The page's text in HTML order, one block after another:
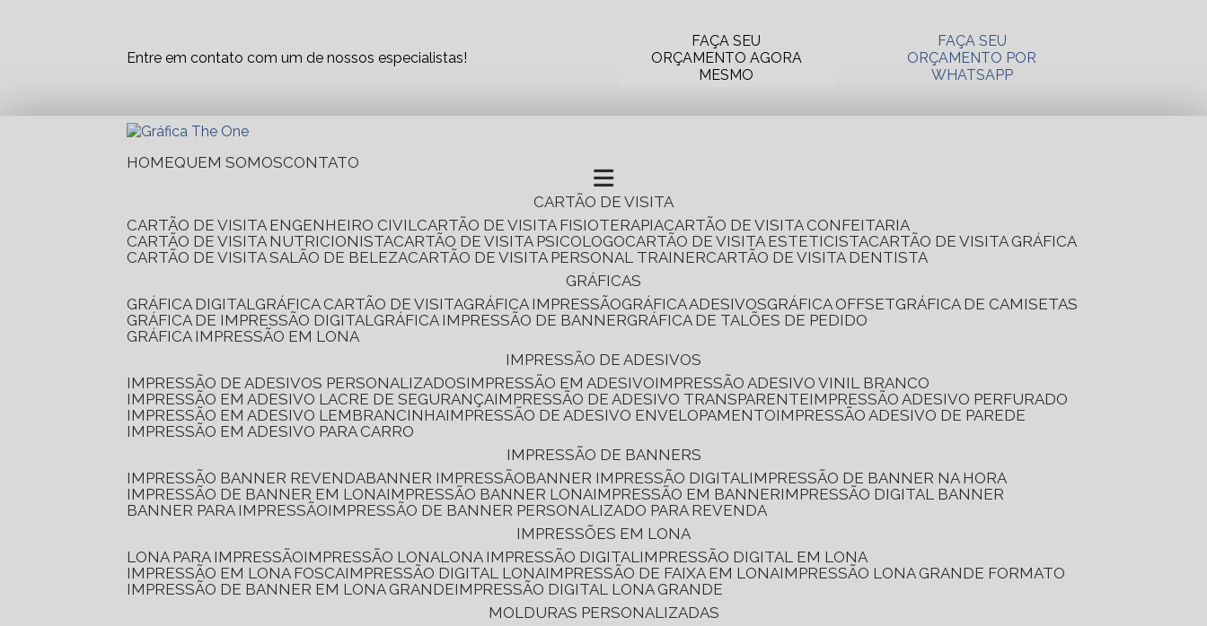
Entre em contato com um de nossos especialistas!
FAÇA SEU
ORÇAMENTO AGORA
MESMO
FAÇA SEU
ORÇAMENTO POR
WHATSAPP
HOME QUEM SOMOS CONTATO
CARTÃO DE VISITA
CARTÃO DE VISITA ENGENHEIRO CIVIL CARTÃO DE VISITA FISIOTERAPIA CARTÃO DE VISITA CONFEITARIA
CARTÃO DE VISITA NUTRICIONISTA CARTÃO DE VISITA PSICOLOGO CARTÃO DE VISITA ESTETICISTA CARTÃO DE VISITA GRÁFICA
CARTÃO DE VISITA SALÃO DE BELEZA CARTÃO DE VISITA PERSONAL TRAINER CARTÃO DE VISITA DENTISTA
GRÁFICAS
GRÁFICA DIGITAL
GRÁFICA CARTÃO DE VISITA GRÁFICA IMPRESSÃO GRÁFICA ADESIVOS GRÁFICA OFFSET
GRÁFICA DE CAMISETAS
GRÁFICA DE IMPRESSÃO DIGITAL
GRÁFICA IMPRESSÃO DE BANNER
GRÁFICA DE TALÕES DE PEDIDO
GRÁFICA IMPRESSÃO EM LONA
IMPRESSÃO DE ADESIVOS
IMPRESSÃO DE ADESIVOS PERSONALIZADOS IMPRESSÃO EM ADESIVO IMPRESSÃO ADESIVO VINIL BRANCO
IMPRESSÃO EM ADESIVO LACRE DE SEGURANÇA IMPRESSÃO DE ADESIVO TRANSPARENTE IMPRESSÃO ADESIVO PERFURADO
IMPRESSÃO EM ADESIVO LEMBRANCINHA IMPRESSÃO DE ADESIVO ENVELOPAMENTO IMPRESSÃO ADESIVO DE PAREDE
IMPRESSÃO EM ADESIVO PARA CARRO
IMPRESSÃO DE BANNERS
IMPRESSÃO BANNER REVENDA
BANNER IMPRESSÃO BANNER IMPRESSÃO DIGITAL IMPRESSÃO DE BANNER NA HORA
IMPRESSÃO DE BANNER EM LONA IMPRESSÃO BANNER LONA IMPRESSÃO EM BANNER IMPRESSÃO DIGITAL BANNER
BANNER PARA IMPRESSÃO IMPRESSÃO DE BANNER PERSONALIZADO PARA REVENDA
IMPRESSÕES EM LONA
LONA PARA IMPRESSÃO IMPRESSÃO LONA LONA IMPRESSÃO DIGITAL IMPRESSÃO DIGITAL EM LONA
IMPRESSÃO EM LONA FOSCA IMPRESSÃO DIGITAL LONA IMPRESSÃO DE FAIXA EM LONA IMPRESSÃO LONA GRANDE FORMATO
IMPRESSÃO DE BANNER EM LONA GRANDE IMPRESSÃO DIGITAL LONA GRANDE
MOLDURAS PERSONALIZADAS